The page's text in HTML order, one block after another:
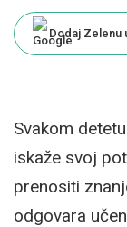
Dodaj Zelenu
Svakom
iskaže svoj
prenositi
odgovara